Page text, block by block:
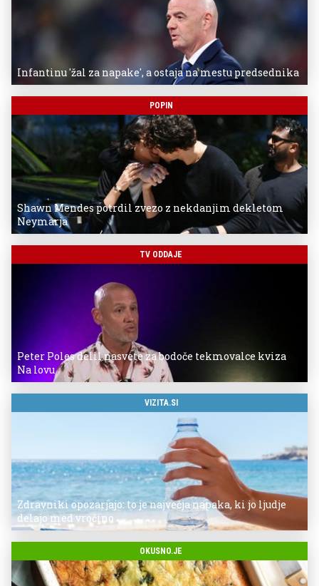
Infantinu 'žal za napake', a ostaja na mestu predsednika
POPIN
Shawn Mendes potrdil zvezo z nekdanjim dekletom
Neymarja
TV ODDAJE
Peter Poles delil nasvete za bodoče tekmovalce kviza
Na lovu
VIZITA.SI
Zdravniki opozarjajo: to je največja napaka, ki jo ljudje
delajo med vročino
OKUSNO.JE